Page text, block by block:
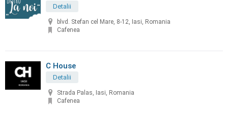
Detalii
blvd. Stefan cel Mare, 8-12, Iasi, Romania
Cafenea
C House
Detalii
Strada Palas, Iasi, Romania
Cafenea